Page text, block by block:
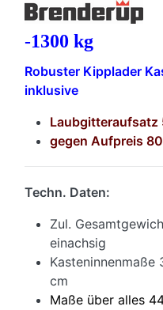
-1300 kg
Robuster Kipplader
inklusive
Laubgitteraufsatz
gegen Aufpreis
Techn. Daten:
Zul.
einachsig
cm
Maße über alles